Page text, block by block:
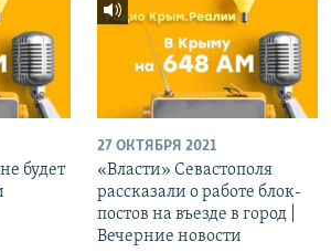
будет
27 ОКТЯБРЯ 2021
«Власти» Севастополя
рассказали о работе блок-
постов на въезде в город |
Вечерние новости